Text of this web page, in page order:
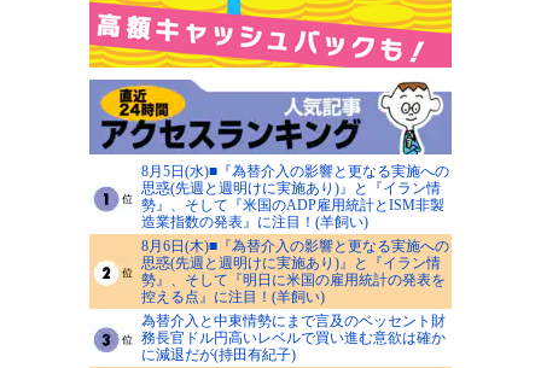
8月5日(水)■『為替介入の影響と更なる実施への
思惑(先週と週明けに実施あり)』と『イラン情
勢』、そして『米国のADP雇用統計とISM非製
造業指数の発表』に注目！(羊飼い)
8月6日(木)■『為替介入の影響と更なる実施への
思惑(先週と週明けに実施あり)』と『イラン情
勢』、そして『明日に米国の雇用統計の発表を
控える点』に注目！(羊飼い)
為替介入と中東情勢にまで言及のベッセント財
務長官ドル円高いレベルで買い進む意欲は確か
に減退だが(持田有紀子)